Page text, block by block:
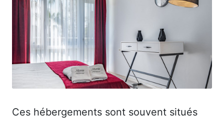
Ces hébergements sont souvent situés